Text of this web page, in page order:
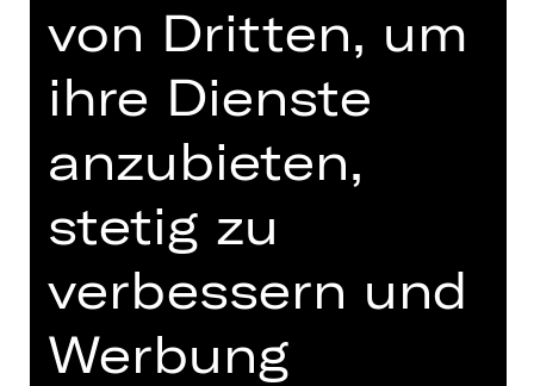
LIEDER IM
GLUCK: CA­RO­LI­
NE OT­TO­CAN
UND MAR­CE­LO
AMARAL
Echoes from the North
Montag, 30.11.2026
19.30 Uhr
von Dritten, um
ihre Dienste
anzubieten,
stetig zu
verbessern und
Werbung